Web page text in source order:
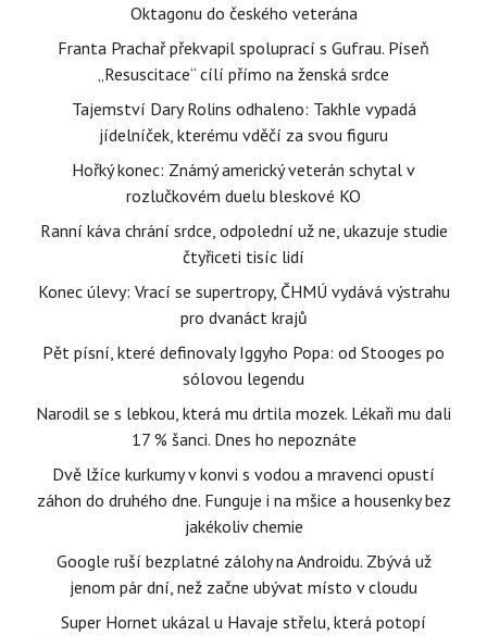
Oktagonu do českého veterána
Franta Prachař překvapil spoluprací s Gufrau. Píseň
„Resuscitace“ cílí přímo na ženská srdce
Tajemství Dary Rolins odhaleno: Takhle vypadá
jídelníček, kterému vděčí za svou figuru
Hořký konec: Známý americký veterán schytal v
rozlučkovém duelu bleskové KO
Ranní káva chrání srdce, odpolední už ne, ukazuje studie
čtyřiceti tisíc lidí
Konec úlevy: Vrací se supertropy, ČHMÚ vydává výstrahu
pro dvanáct krajů
Pět písní, které definovaly Iggyho Popa: od Stooges po
sólovou legendu
Narodil se s lebkou, která mu drtila mozek. Lékaři mu dali
17 % šanci. Dnes ho nepoznáte
Dvě lžíce kurkumy v konvi s vodou a mravenci opustí
záhon do druhého dne. Funguje i na mšice a housenky bez
jakékoliv chemie
Google ruší bezplatné zálohy na Androidu. Zbývá už
jenom pár dní, než začne ubývat místo v cloudu
Super Hornet ukázal u Havaje střelu, která potopí